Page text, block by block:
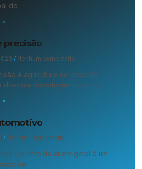
de
»
precisão
Nenhum comentário
A agricultura de precisão
diversas tecnologias no campo,
»
Nenhum comentário
Um filtro de ar em geral é um
de